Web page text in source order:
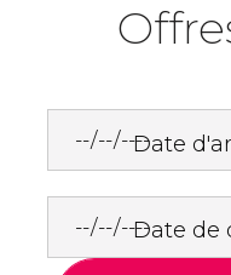
Date
Date de